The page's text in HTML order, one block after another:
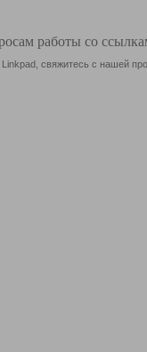
работы со
свяжитесь с нашей